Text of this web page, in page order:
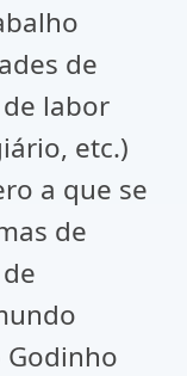
de
labor
etc.)
a que se
de
Godinho